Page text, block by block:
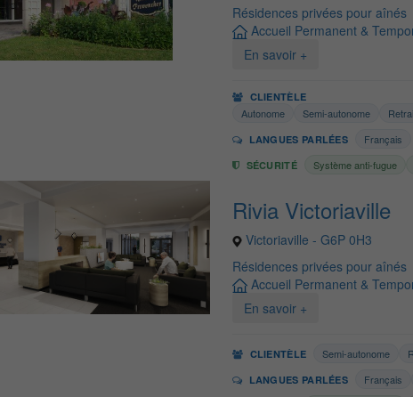
Résidences privées pour aînés
Accueil Permanent &
En savoir +
CLIENTÈLE
Autonome Semi-autonome
LANGUES PARLÉES Français
SÉCURITÉ Système anti-fugue
Rivia Victoriaville
Victoriaville - G6P 0H3
Résidences privées pour aînés
Accueil Permanent &
En savoir +
CLIENTÈLE Semi-autonome
LANGUES PARLÉES Français